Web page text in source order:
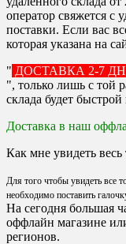
оператор свяжется с
поставки. Если вас
которая указана на
" ДОСТАВКА 2-7
", только лишь с той
склада будет
Доставка в наш
Как мне увидеть
Для того чтобы увидеть все
необходимо поставить
На сегодня большая
оффлайн магазине
регионов.